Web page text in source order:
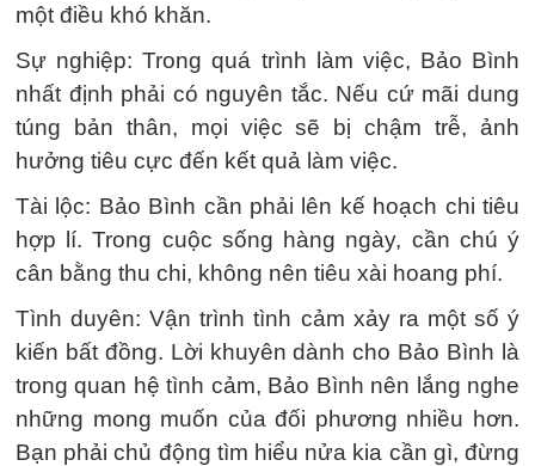
một điều khó khăn.
Sự nghiệp: Trong quá trình làm việc, Bảo Bình
nhất định phải có nguyên tắc. Nếu cứ mãi dung
túng bản thân, mọi việc sẽ bị chậm trễ, ảnh
hưởng tiêu cực đến kết quả làm việc.
Tài lộc: Bảo Bình cần phải lên kế hoạch chi tiêu
hợp lí. Trong cuộc sống hàng ngày, cần chú ý
cân bằng thu chi, không nên tiêu xài hoang phí.
Tình duyên: Vận trình tình cảm xảy ra một số ý
kiến bất đồng. Lời khuyên dành cho Bảo Bình là
trong quan hệ tình cảm, Bảo Bình nên lắng nghe
những mong muốn của đối phương nhiều hơn.
Bạn phải chủ động tìm hiểu nửa kia cần gì, đừng